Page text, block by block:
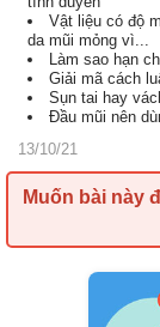
Vật liệu có độ
da mũi mỏng vì...
Làm sao hạn
Giải mã cách
Sụn tai hay
Đầu mũi nên
13/10/21
Muốn bài này